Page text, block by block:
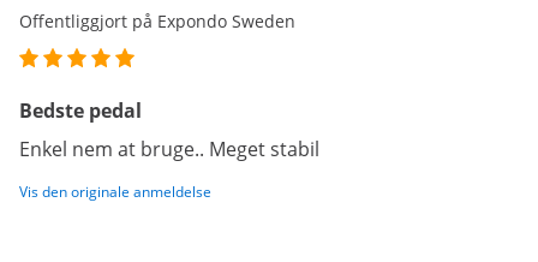
Offentliggjort på Expondo Sweden
Bedste pedal
Enkel nem at bruge.. Meget stabil
Vis den originale anmeldelse